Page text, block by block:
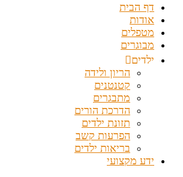
דף הבית
אודות
מטפלים
מבוגרים
ילדים
הריון ולידה
קטנטנים
מתבגרים
הדרכת הורים
תזונת ילדים
הפרעות קשב
בריאות ילדים
ידע מקצועי